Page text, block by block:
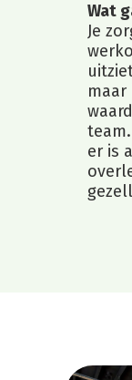
Wat
Je
er is